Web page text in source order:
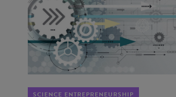
SCIENCE ENTREPRENEURSHIP